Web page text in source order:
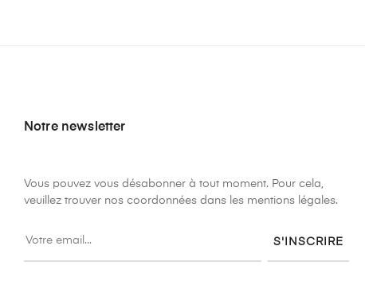
Notre newsletter
Vous pouvez vous désabonner à tout moment. Pour cela,
veuillez trouver nos coordonnées dans les mentions légales.
S'INSCRIRE